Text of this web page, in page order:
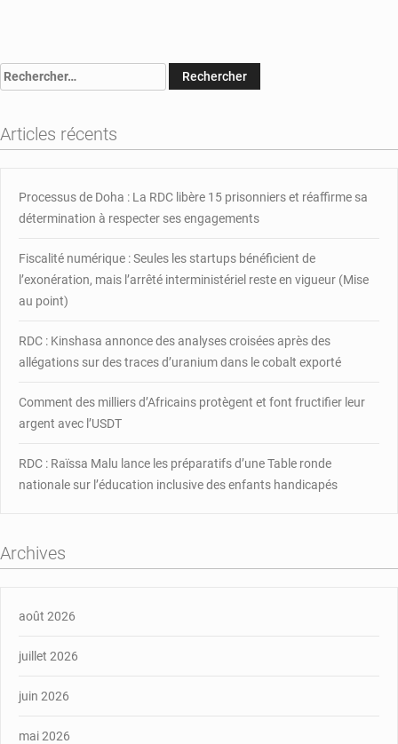
banques
de
crédits
pour
la
Rechercher :
Articles récents
Processus de Doha : La RDC libère 15 prisonniers et réaffirme sa
détermination à respecter ses engagements
Fiscalité numérique : Seules les startups bénéficient de
l’exonération, mais l’arrêté interministériel reste en vigueur (Mise
au point)
RDC : Kinshasa annonce des analyses croisées après des
allégations sur des traces d’uranium dans le cobalt exporté
Comment des milliers d’Africains protègent et font fructifier leur
argent avec l’USDT
RDC : Raïssa Malu lance les préparatifs d’une Table ronde
nationale sur l’éducation inclusive des enfants handicapés
Archives
août 2026
juillet 2026
juin 2026
mai 2026